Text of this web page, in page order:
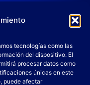
tecnologías como las
del dispositivo. El
procesar datos como
únicas en este
puede afectar